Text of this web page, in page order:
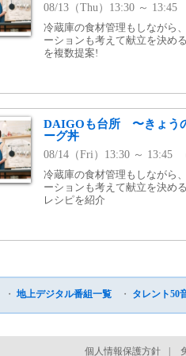
08/13（Thu）13:30 ～ 13:45
冷蔵庫の食材管理もしながら
ーションも考えて献立を決め
を複数提案!
DAIGOも台所 〜きょう
ーグ丼
08/14（Fri）13:30 ～ 13:45
冷蔵庫の食材管理もしながら
ーションも考えて献立を決め
レシピを紹介
・ 地上デジタル番組一覧 ・ タレント50
個人情報保護方針